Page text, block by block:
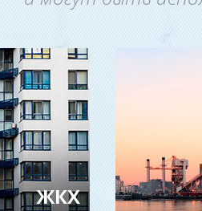
ЖКХ